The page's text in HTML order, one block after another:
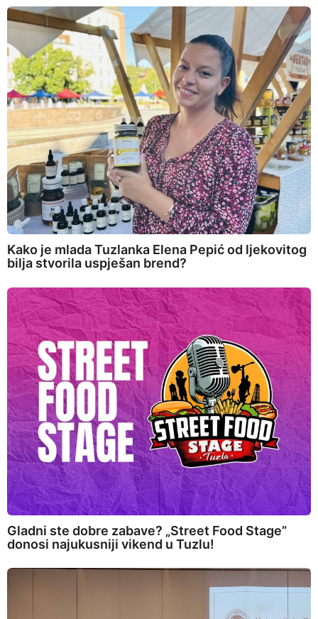
Kako je mlada Tuzlanka Elena Pepić od ljekovitog
bilja stvorila uspješan brend?
Gladni ste dobre zabave? „Street Food Stage”
donosi najukusniji vikend u Tuzlu!